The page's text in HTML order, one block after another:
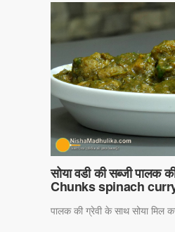
सोया वडी की सब्जी पालक
Chunks spinach
पालक की ग्रेवी के साथ सोया मिल